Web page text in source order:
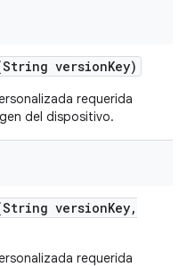
versionKey)
requerida
del dispositivo.
versionKey,
requerida